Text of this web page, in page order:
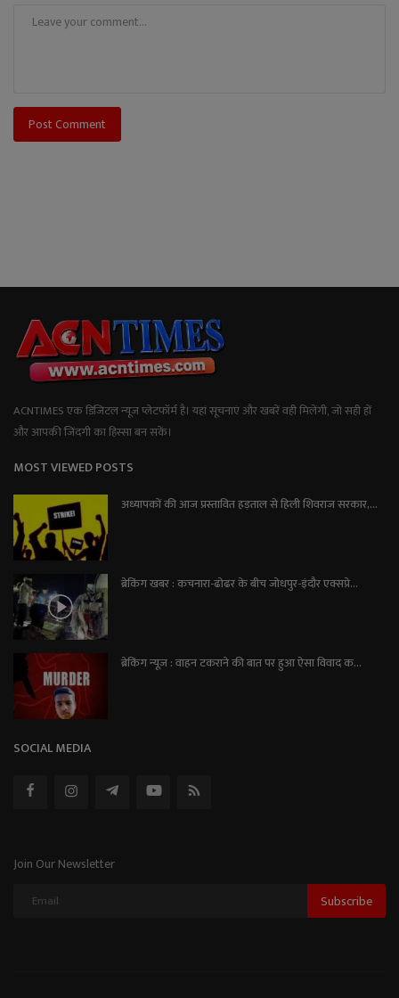
Post Comment
ACNTIMES एक डिजिटल न्यूज प्लेटफॉर्म है। यहां सूचनाएं और खबरें वही मिलेंगी, जो सही हों
और आपकी जिंदगी का हिस्सा बन सकें।
MOST VIEWED POSTS
अध्यापकों की आज प्रस्तावित हड़ताल से हिली शिवराज सरकार,...
ब्रेकिंग खबर : कचनारा-ढोढर के बीच जोधपुर-इंदौर एक्सप्रे...
ब्रेकिंग न्यूज़ : वाहन टकराने की बात पर हुआ ऐसा विवाद क...
SOCIAL MEDIA
Join Our Newsletter
Subscribe